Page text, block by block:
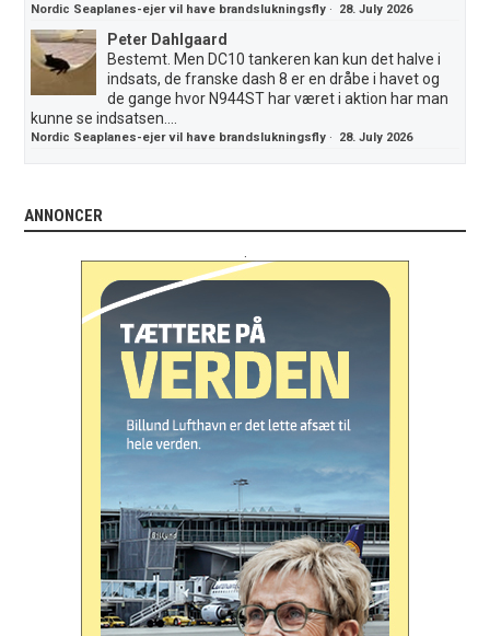
Nordic Seaplanes-ejer vil have brandslukningsfly · 28. July 2026
Peter Dahlgaard
Bestemt. Men DC10 tankeren kan kun det halve i
indsats, de franske dash 8 er en dråbe i havet og
de gange hvor N944ST har været i aktion har man
kunne se indsatsen....
Nordic Seaplanes-ejer vil have brandslukningsfly · 28. July 2026
ANNONCER